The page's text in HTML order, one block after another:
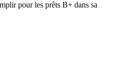
pour les prêts B+ dans sa